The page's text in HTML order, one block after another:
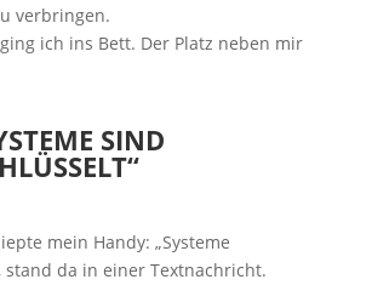
verbringen.
ich ins Bett. Der Platz neben mir
SIND
mein Handy: „Systeme
stand da in einer Textnachricht.